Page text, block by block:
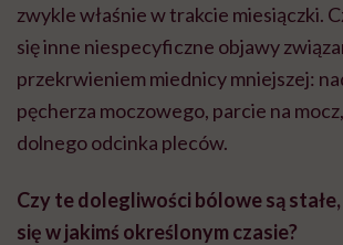
zwykle właśnie w trakcie miesiączki.
się inne niespecyficzne objawy
przekrwieniem miednicy mniejszej:
pęcherza moczowego, parcie na
dolnego odcinka pleców.
Czy te dolegliwości bólowe są
się w jakimś określonym czasie?